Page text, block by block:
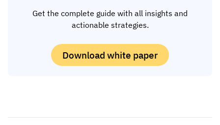
Get the complete guide with all insights and
actionable strategies.
Download white paper